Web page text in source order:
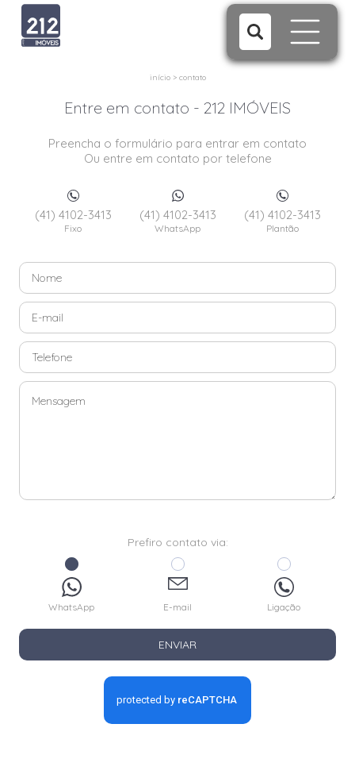
início> contato
Entre em contato - 212 IMÓVEIS
Preencha o formulário para entrar em contato
Ou entre em contato por telefone
(41) 4102-3413
Fixo
(41) 4102-3413
WhatsApp
(41) 4102-3413
Plantão
Prefiro contato via:
WhatsApp E-mail Ligação
ENVIAR